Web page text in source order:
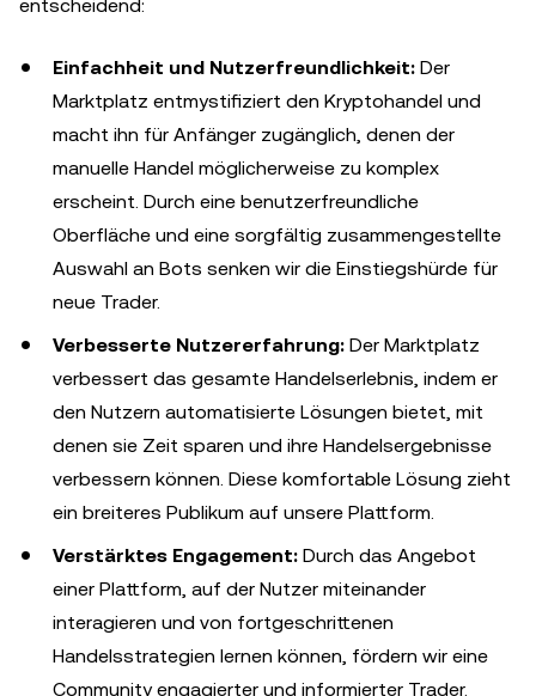
entscheidend:
Einfachheit und Nutzerfreundlichkeit: Der
Marktplatz entmystifiziert den Kryptohandel und
macht ihn für Anfänger zugänglich, denen der
manuelle Handel möglicherweise zu komplex
erscheint. Durch eine benutzerfreundliche
Oberfläche und eine sorgfältig zusammengestellte
Auswahl an Bots senken wir die Einstiegshürde für
neue Trader.
Verbesserte Nutzererfahrung: Der Marktplatz
verbessert das gesamte Handelserlebnis, indem er
den Nutzern automatisierte Lösungen bietet, mit
denen sie Zeit sparen und ihre Handelsergebnisse
verbessern können. Diese komfortable Lösung zieht
ein breiteres Publikum auf unsere Plattform.
Verstärktes Engagement: Durch das Angebot
einer Plattform, auf der Nutzer miteinander
interagieren und von fortgeschrittenen
Handelsstrategien lernen können, fördern wir eine
Community engagierter und informierter Trader.